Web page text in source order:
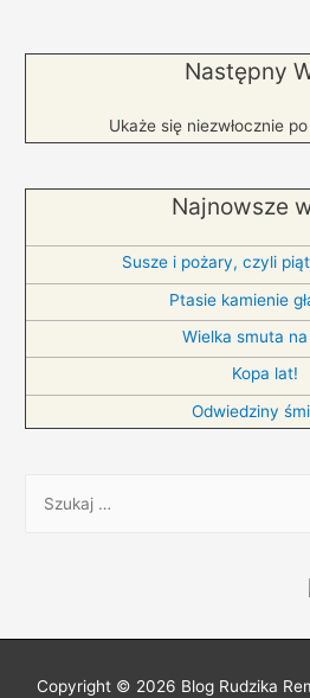
Następny
Ukaże się niezwłocznie
Najnowsze
Susze i pożary, czyli
Ptasie kamienie
Wielka smuta
Kopa lat!
Odwiedziny
Copyright © 2026 Blog Rudzika